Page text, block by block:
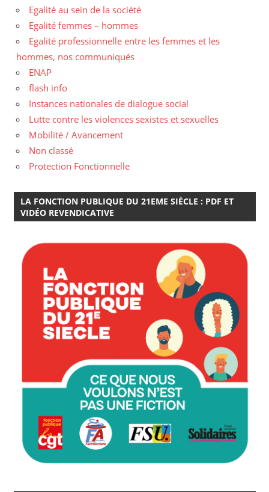
Egalité au sein de la société
Egalité femmes – hommes
Egalité professionnelle entre les femmes et les
hommes, nos communiqués
ENAP
flash info
Instances nationales de dialogue social
Lutte contre les violences sexistes et sexuelles
Mobilité / Avancement
Non classé
Protection Fonctionnelle
LA FONCTION PUBLIQUE DU 21EME SIÈCLE : PDF ET
VIDÉO REVENDICATIVE